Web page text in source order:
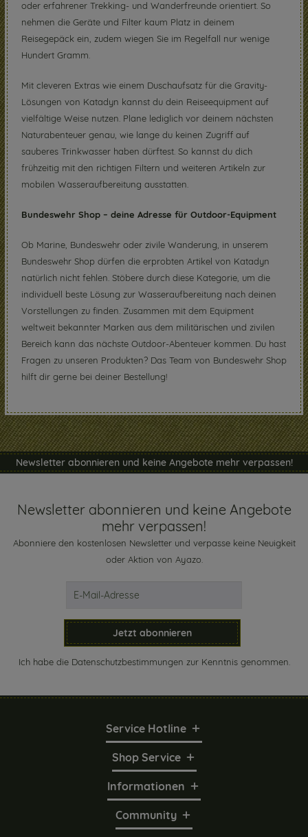
oder erfahrener Trekking- und Wanderfreunde orientiert. So
nehmen die Geräte und Filter kaum Platz in deinem
Reisegepäck ein, zudem wiegen Sie im Regelfall nur wenige
Hundert Gramm.
Mit cleveren Extras wie einem Duschaufsatz für die Gravity-
Lösungen von Katadyn kannst du dein Reiseequipment auf
vielfältige Weise nutzen. Plane lediglich vor deinem nächsten
Naturabenteuer genau, wie lange du keinen Zugriff auf
sauberes Trinkwasser haben dürftest. So kannst du dich
frühzeitig mit den richtigen Filtern und weiteren Artikeln zur
mobilen Wasseraufbereitung ausstatten.
Bundeswehr Shop – deine Adresse für Outdoor-Equipment
Ob Marine, Bundeswehr oder zivile Wanderung, in unserem
Bundeswehr Shop dürfen die erprobten Artikel von Katadyn
natürlich nicht fehlen. Stöbere durch diese Kategorie, um die
individuell beste Lösung zur Wasseraufbereitung nach deinen
Vorstellungen zu finden. Zusammen mit dem Equipment
weltweit bekannter Marken aus dem militärischen und zivilen
Bereich kann das nächste Outdoor-Abenteuer kommen. Du hast
Fragen zu unseren Produkten? Das Team von Bundeswehr Shop
hilft dir gerne bei deiner Bestellung!
Newsletter abonnieren und keine Angebote mehr verpassen!
Newsletter abonnieren und keine Angebote
mehr verpassen!
Abonniere den kostenlosen Newsletter und verpasse keine Neuigkeit
oder Aktion von Ayazo.
Jetzt abonnieren
Ich habe die Datenschutzbestimmungen zur Kenntnis genommen.
Service Hotline
Shop Service
Informationen
Community